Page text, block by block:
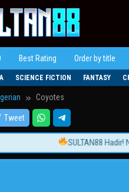
Best Rating Order by title
SCIENCE FICTION FANTASY
Coyotes
Tweet
SULTAN88 Hadir!